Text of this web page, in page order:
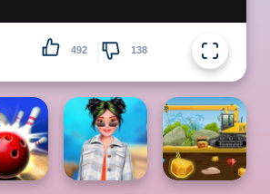
492 138